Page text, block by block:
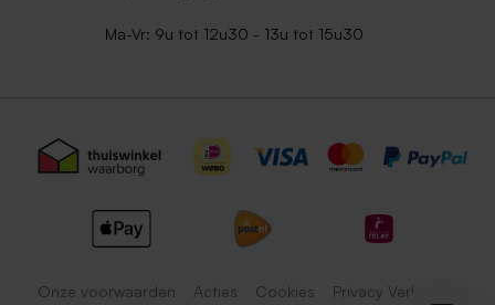
Ma-Vr: 9u tot 12u30 - 13u tot 15u30
Onze voorwaarden Acties Cookies Privacy Verklaring